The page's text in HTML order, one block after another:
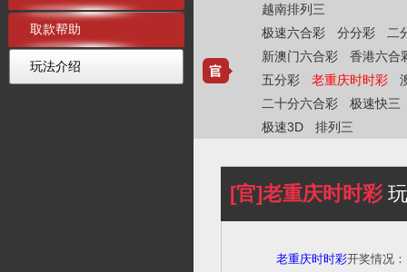
取款帮助
玩法介绍
越南排列三
极速六合彩
分分彩
二
新澳门六合彩
香港六合
五分彩
老重庆时时彩
二十分六合彩
极速快三
极速3D
排列三
[官]老重庆时时彩
老重庆时时彩开奖情况